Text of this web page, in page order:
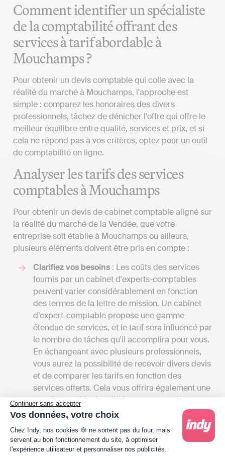
Continuer sans accepter
Vos données, votre choix
Plateforme de Gestion du Consentement :
Chez Indy, nos cookies 🍪 ne sortent pas du four, mais
servent au bon fonctionnement du site, à optimiser
l'expérience utilisateur et personnaliser nos publicités.
Comment identifier un spécialiste
de la comptabilité offrant des
services à tarif abordable à
Mouchamps ?
Pour obtenir un devis comptable qui colle avec la
réalité du marché à Mouchamps, l'approche est
simple : comparez les honoraires des divers
professionnels, tâchez de dénicher l'offre qui offre le
meilleur équilibre entre qualité, services et prix, et si
cela ne répond pas à vos critères, optez pour un outil
de comptabilité en ligne.
Analyser les tarifs des services
comptables à Mouchamps
Pour obtenir un devis de cabinet comptable aligné sur
la réalité du marché de la Vendée, que votre
entreprise soit établie à Mouchamps ou ailleurs,
plusieurs éléments doivent être pris en compte :
Clarifiez vos besoins : Les coûts des services
fournis par un cabinet d'experts-comptables
peuvent varier considérablement en fonction
des termes de la lettre de mission. Un cabinet
d’expert-comptable propose une gamme
étendue de services, et le tarif sera influencé par
le nombre de tâches qu'il accomplira pour vous.
En échangeant avec plusieurs professionnels,
vous aurez la possibilité de recevoir divers devis
et de comparer les tarifs en fonction des
services offerts. Cela vous offrira également une
vue d'ensemble des différentes prestations
disponibles à Mouchamps.
cabinets d'expertise comptable peuvent varier
de 50 euros par mois pour de petites missions